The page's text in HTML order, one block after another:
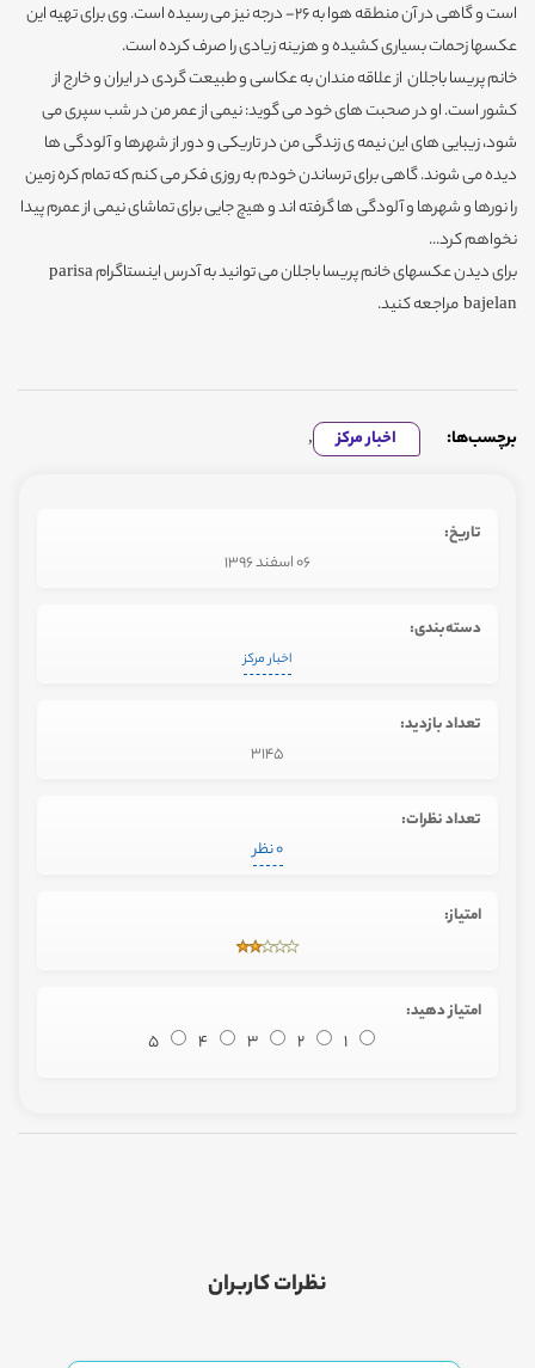
است و گاهی در آن منطقه هوا به 26- درجه نیز می رسیده است. وی برای تهیه این
عکسها زحمات بسیاری کشیده و هزینه زیادی را صرف کرده است.
خانم پریسا باجلان از علاقه مندان به عکاسی و طبیعت گردی در ایران و خارج از
کشور است. او در صحبت های خود می گوید: نیمی از عمر من در شب سپری می
شود، زیبایی های این نیمه ی زندگی من در تاریکی و دور از شهرها و آلودگی ها
دیده می شوند. گاهی برای ترساندن خودم به روزی فکر می کنم که تمام کره زمین
را نورها و شهرها و آلودگی ها گرفته اند و هیچ جایی برای تماشای نیمی از عمرم پیدا
نخواهم کرد...
برای دیدن عکسهای خانم پریسا باجلان می توانید به آدرس اینستاگرام parisa
bajelan مراجعه کنید.
برچسب‌ها: اخبار مرکز ,
تاریخ:
06 اسفند 1396
دسته‌بندی:
اخبار مرکز
تعداد بازدید:
3145
تعداد نظرات:
0 نظر
امتیاز:
امتیاز دهید:
1
2
3
4
5
نظرات کاربران